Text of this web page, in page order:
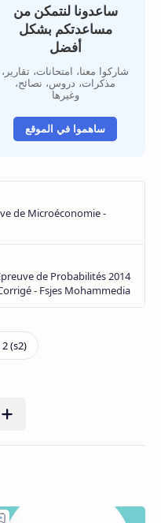
ساعدونا لنتمكن من
مساعدتكم بشكل
أفضل
شاركوا معنا، امتحانات، تقارير،
مذكرات، دروس، نصائح،
وغيرها
ساهموا في الموقع